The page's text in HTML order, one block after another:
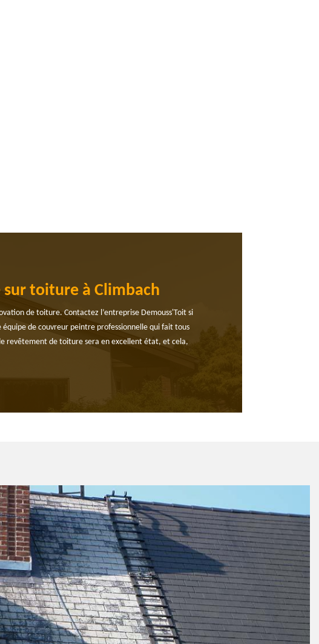
toiture à Climbach
de toiture. Contactez l’entreprise Demouss'Toit si
de couvreur peintre professionnelle qui fait tous
revêtement de toiture sera en excellent état, et cela,